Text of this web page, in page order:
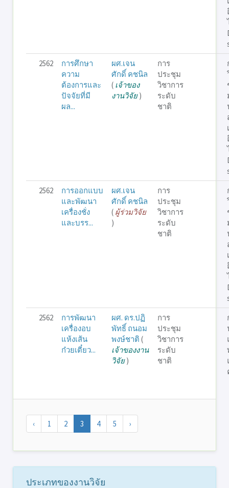
2562
การศึกษา
ความ
ต้องการและ
ปัจจัยที่มี
ผล...
ผศ.เจน
ศักดิ์ คชนิล
( เจ้าของ
งานวิจัย)
การ
ประชุม
วิชาการ
ระดับ
ชาติ
2562
การออกแบบ
และพัฒนา
เครื่องชั่ง
และบรร...
ผศ.เจน
ศักดิ์ คชนิล
( ผู้ร่วมวิจัย
)
การ
ประชุม
วิชาการ
ระดับ
ชาติ
2562
การพัฒนา
เครื่องอบ
แห้งเส้น
ก๋วยเตี๋ยว...
ผศ. ดร.ปฏิ
พัทธิ์ ถนอม
พงษ์ชาติ (
เจ้าของงาน
วิจัย)
การ
ประชุม
วิชาการ
ระดับ
ชาติ
‹ 1 2 3 4 5 ›
ประเภทของงานวิจัย